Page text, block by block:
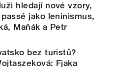
hledají nové vzory,
jako leninismus,
Maňák a Petr
bez turistů?
Fjaka